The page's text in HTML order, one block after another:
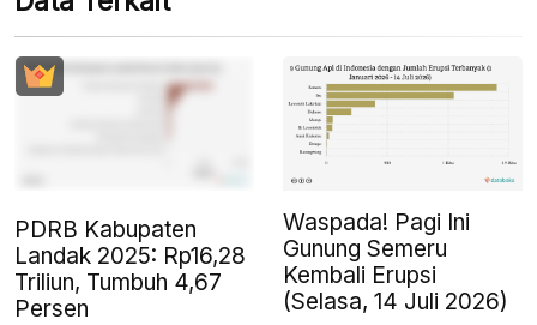
PDRB Kabupaten
Landak 2025: Rp16,28
Triliun, Tumbuh 4,67
Persen
Waspada! Pagi Ini
Gunung Semeru
Kembali Erupsi
(Selasa, 14 Juli 2026)